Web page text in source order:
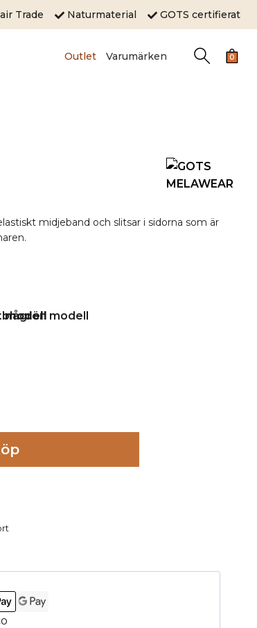
Trade Naturmaterial GOTS certifierat
Outlet Varumärken 0
midjeband och slitsar i sidorna som är